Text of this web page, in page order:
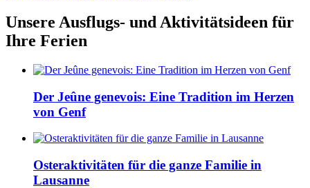
Unsere Ausflugs- und Aktivitätsideen für
Ihre Ferien
Der Jeûne genevois: Eine Tradition im Herzen
von Genf
Osteraktivitäten für die ganze Familie in
Lausanne